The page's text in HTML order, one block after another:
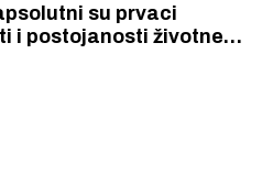
su prvaci
i postojanosti životne